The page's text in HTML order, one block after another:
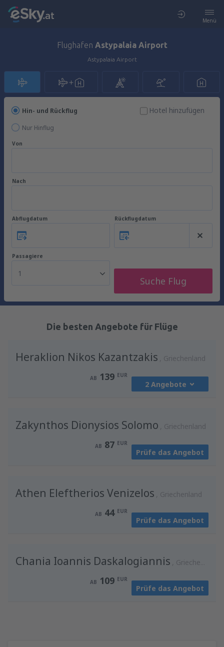
Menü
Flughafen Astypalaia Airport
Astypalaia Airport
Hin- und Rückflug
Nur Hinflug
Hotel hinzufügen
Von
Nach
Abflugdatum Rückflugdatum
Passagiere
1
Suche Flug
Die besten Angebote für Flüge
Heraklion Nikos Kazantzakis Griechenland
AB 139 EUR
2 Angebote
AB 201EUR
Zakynthos Dionysios Solomo Griechenland
AB 87 EUR
Prüfe das Angebot
Athen Eleftherios Venizelos Griechenland
AB 44 EUR
Prüfe das Angebot
Chania Ioannis Daskalogiannis Griechenland
AB 109 EUR
Prüfe das Angebot